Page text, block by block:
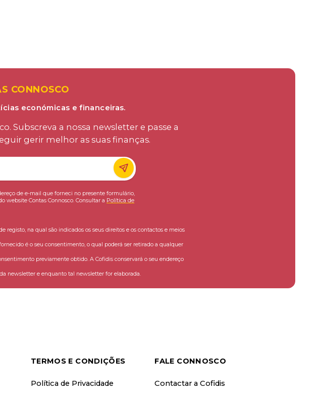
CONNOSCO
económicas e financeiras.
Subscreva a nossa newsletter e passe a
gerir melhor as suas finanças.
de e-mail que forneci no presente formulário,
website Contas Connosco. Consultar a Política de
registo, na qual são indicados os seus direitos e os contactos e meios
é o seu consentimento, o qual poderá ser retirado a qualquer
previamente obtido. A Cofidis conservará o seu endereço
newsletter e enquanto tal newsletter for elaborada.
TERMOS E CONDIÇÕES
Política de Privacidade
FALE CONNOSCO
Contactar a Cofidis